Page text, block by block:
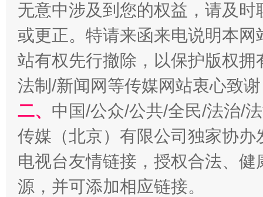
“刷贴”乱象丛生
生
无意中涉及到您的权益，请及
或更正。特请来函来电说明本
站有权先行撤除，以保护版权
法制/新闻网等传媒网站衷心致
二、 中国/公众/公共/全民/法治/
传媒（北京）有限公司独家协
电视台友情链接，授权合法、
源，并可添加相应链接。